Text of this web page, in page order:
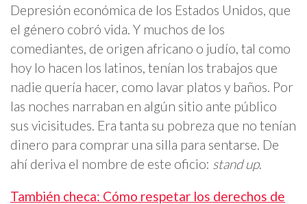
Depresión económica de los Estados Unidos, que
el género cobró vida. Y muchos de los
comediantes, de origen africano o judío, tal como
hoy lo hacen los latinos, tenían los trabajos que
nadie quería hacer, como lavar platos y baños. Por
las noches narraban en algún sitio ante público
sus vicisitudes. Era tanta su pobreza que no tenían
dinero para comprar una silla para sentarse. De
ahí deriva el nombre de este oficio: stand up.
También checa: Cómo respetar los derechos de